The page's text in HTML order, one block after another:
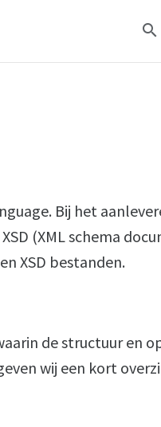
Bij het
(XML schema
XSD bestanden.
de structuur en
wij een kort